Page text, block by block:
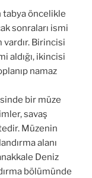
tabya öncelikle
sonraları ismi
Birincisi
aldığı, ikincisi
namaz
bir müze
savaş
Müzenin
alanı
Deniz
bölümünde